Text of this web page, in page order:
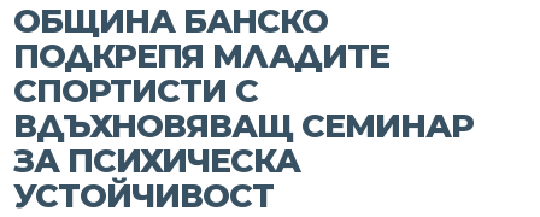
ОБЩИНА БАНСКО
ПОДКРЕПЯ МЛАДИТЕ
СПОРТИСТИ С
ВДЪХНОВЯВАЩ СЕМИНАР
ЗА ПСИХИЧЕСКА
УСТОЙЧИВОСТ